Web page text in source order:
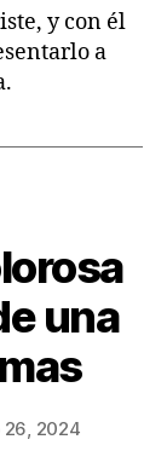
y con él
a
una
26, 2024